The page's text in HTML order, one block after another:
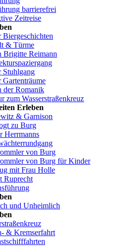
barrierefrei
Zeitreise
Biergeschichten
& Türme
Brigitte Reimann
Stuhlgang
Gartenträume
der Romanik
zum Wasserstraßenkreuz
Erleben
& Garnison
zu Burg
Herrmanns
von Burg
von Burg für Kinder
mit Frau Holle
Ruprecht
und Unheimlich
& Kremserfahrt